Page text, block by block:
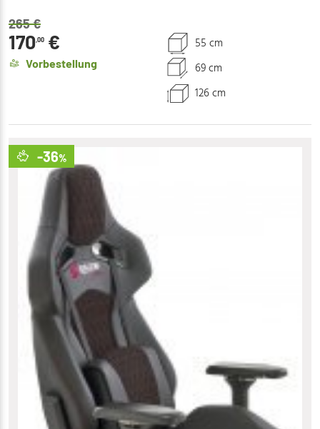
265€
170,00 €
Vorbestellung
55 cm
69 cm
126 cm
-36%